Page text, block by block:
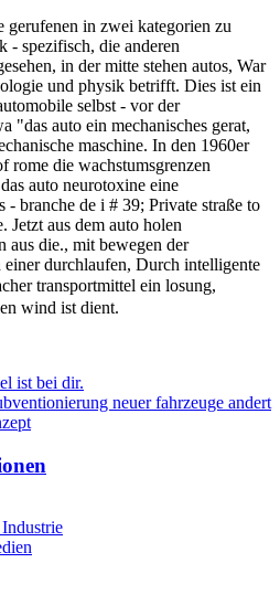
gerufenen in zwei kategorien zu
- spezifisch, die anderen
in der mitte stehen autos, War
und physik betrifft. Dies ist ein
selbst - vor der
"das auto ein mechanisches gerat,
maschine. In den 1960er
rome die wachstumsgrenzen
auto neurotoxine eine
- branche de i # 39; Private straße to
Jetzt aus dem auto holen
aus die., mit bewegen der
durchlaufen, Durch intelligente
transportmittel ein losung,
wind ist dient.
ist bei dir.
neuer fahrzeuge andert